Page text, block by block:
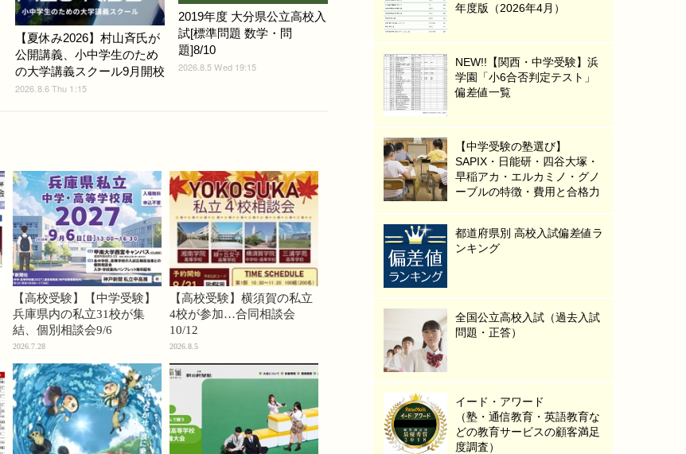
【夏休み2026】村山斉氏が
公開講義、小中学生のため
の大学講義スクール9月開校
2026.8.6 Thu 1:15
2019年度 大分県公立高校入
試[標準問題 数学・問
題]8/10
2026.8.5 Wed 19:15
【高校受験】【中学受験】
兵庫県内の私立31校が集
結、個別相談会9/6
2026.7.28
【高校受験】横須賀の私立
4校が参加…合同相談会
10/12
2026.8.5
年度版（2026年4月）
NEW!!【関西・中学受験】浜
学園「小6合否判定テスト」
偏差値一覧
【中学受験の塾選び】
SAPIX・日能研・四谷大塚・
早稲アカ・エルカミノ・グノ
ーブルの特徴・費用と合格力
都道府県別 高校入試偏差値ラ
ンキング
全国公立高校入試（過去入試
問題・正答）
イード・アワード
（塾・通信教育・英語教育な
どの教育サービスの顧客満足
度調査）